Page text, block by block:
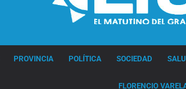
PROVINCIA POLÍTICA SOCIEDAD
FLORENCIO